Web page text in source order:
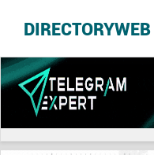
DIRECTORYWEB